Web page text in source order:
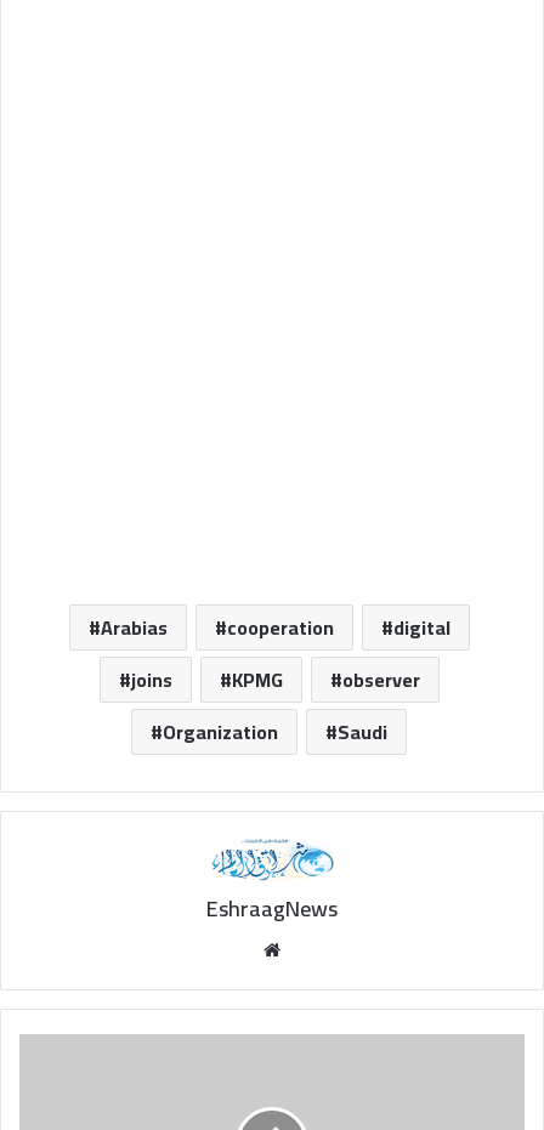
Arabias cooperation
digital
joins
KPMG
observer
Organization
Saudi
EshraagNews
India